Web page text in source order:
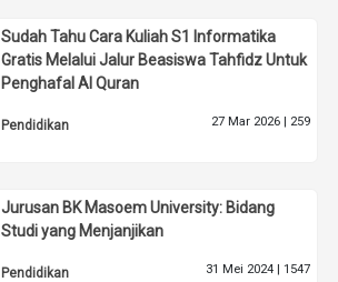
Sudah Tahu Cara Kuliah S1 Informatika
Gratis Melalui Jalur Beasiswa Tahfidz Untuk
Penghafal Al Quran
Pendidikan 27 Mar 2026 | 259
Jurusan BK Masoem University: Bidang
Studi yang Menjanjikan
Pendidikan 31 Mei 2024 | 1547